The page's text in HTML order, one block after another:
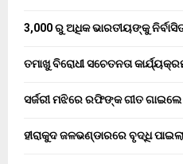
3,000 ରୁ ଅଧିକ ଭାରତୀୟଙ୍କୁ
ତମାଖୁ ବିରୋଧୀ ସଚେତନତା
ସର୍ଜରୀ ମଝିରେ ରଫିଙ୍କ ଗୀତ
ହୀରାକୁଦ ଜଳଭଣ୍ଡାରରେ ବୃଦ୍ଧି